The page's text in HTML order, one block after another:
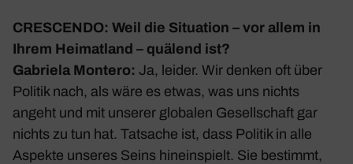
CRESCENDO: Weil die Situa­tion – vor allem in
Ihrem Heimat­land – quälend ist?
Gabriela Montero: Ja, leider. Wir denken oft über
Politik nach, als wäre es etwas, was uns nichts
angeht und mit unserer globalen Gesell­schaft gar
nichts zu tun hat. Tatsache ist, dass Politik in alle
Aspekte unseres Seins hinein­spielt. Sie bestimmt,